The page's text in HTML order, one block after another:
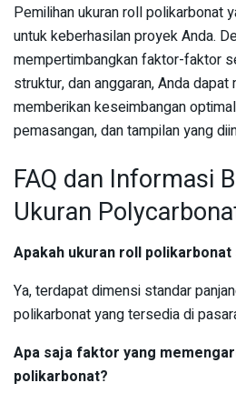
Pemilihan ukuran roll polikarbonat
untuk keberhasilan proyek Anda.
mempertimbangkan faktor-faktor
struktur, dan anggaran, Anda
memberikan keseimbangan
pemasangan, dan tampilan yang
FAQ dan Informasi
Ukuran
Apakah ukuran roll polikarbonat
Ya, terdapat dimensi standar
polikarbonat yang tersedia di
Apa saja faktor yang
polikarbonat?